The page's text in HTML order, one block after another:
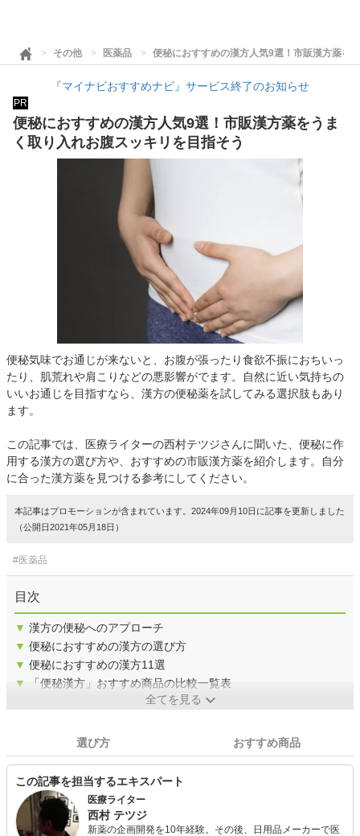
その他 医薬品 便秘におすすめの漢方人気9選！市販漢方薬を
『マイナビおすすめナビ』サービス終了のお知らせ
PR
便秘におすすめの漢方人気9選！市販漢方薬をうま
く取り入れお腹スッキリを目指そう
便秘気味でお通じが来ないと、お腹が張ったり食欲不振におちいっ
たり、肌荒れや肩こりなどの悪影響がでます。自然に近い気持ちの
いいお通じを目指すなら、漢方の便秘薬を試してみる選択肢もあり
ます。
この記事では、医療ライターの西村テツジさんに聞いた、便秘に作
用する漢方の選び方や、おすすめの市販漢方薬を紹介します。自分
に合った漢方薬を見つける参考にしてください。
本記事はプロモーションが含まれています。2024年09月10日に記事を更新しました
（公開日2021年05月18日）
#医薬品
目次
▼ 漢方の便秘へのアプローチ
▼ 便秘におすすめの漢方の選び方
▼ 便秘におすすめの漢方11選
▼
「便秘漢方」おすすめ商品の比較一覧表
全てを見る
選び方 おすすめ商品
この記事を担当するエキスパート
医療ライター
西村 テツジ
新薬の企画開発を10年経験。その後、日用品メーカーで医